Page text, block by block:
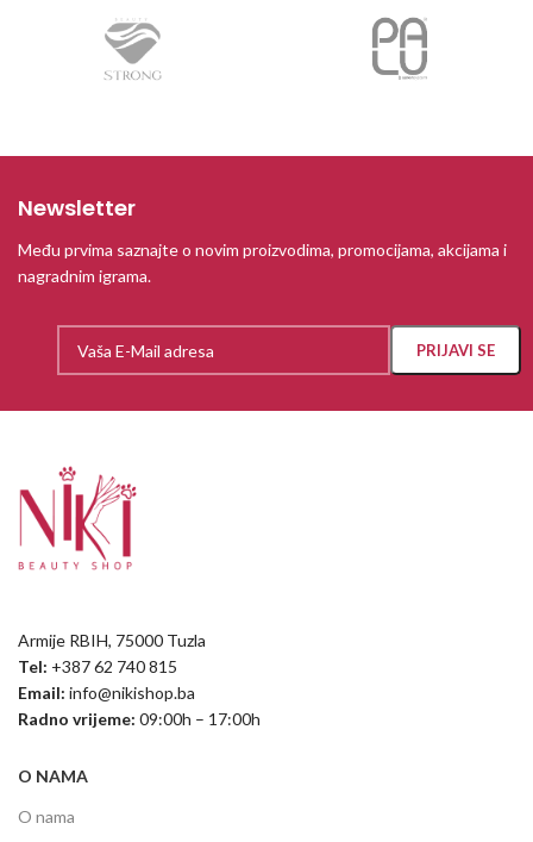
Newsletter
Među prvima saznajte o novim proizvodima, promocijama, akcijama i
nagradnim igrama.
Armije RBIH, 75000 Tuzla
Tel: +387 62 740 815
Email: info@nikishop.ba
Radno vrijeme: 09:00h – 17:00h
O NAMA
O nama